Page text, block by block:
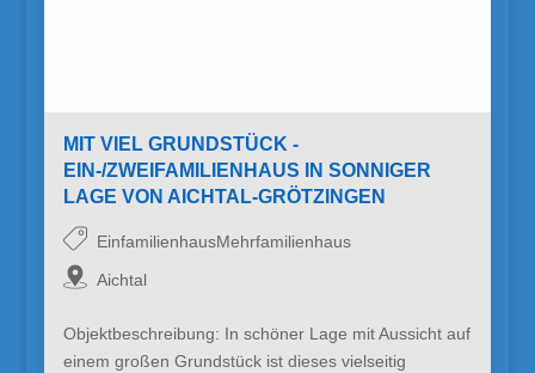
MIT VIEL GRUNDSTÜCK -
EIN-/ZWEIFAMILIENHAUS IN SONNIGER
LAGE VON AICHTAL-GRÖTZINGEN
EinfamilienhausMehrfamilienhaus
Aichtal
Objektbeschreibung: In schöner Lage mit Aussicht auf
einem großen Grundstück ist dieses vielseitig